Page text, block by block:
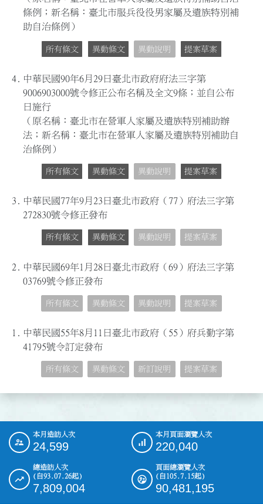
條例；新名稱：臺北市服兵役役男家屬及遺族特別補
助自治條例）
所有條文 異動條文 異動說明 提案草案
4.
中華民國90年6月29日臺北市政府府法三字第
9006903000號令修正公布名稱及全文9條；並自公布
日施行
（原名稱：臺北市在營軍人家屬及遺族特別補助辦
法；新名稱：臺北市在營軍人家屬及遺族特別補助自
治條例）
所有條文 異動條文 異動說明 提案草案
3. 中華民國77年9月23日臺北市政府（77）府法三字第
272830號令修正發布
所有條文 異動條文 異動說明 提案草案
2.
中華民國69年1月28日臺北市政府（69）府法三字第
03769號令修正發布
所有條文 異動條文 異動說明 提案草案
1.
中華民國55年8月11日臺北市政府（55）府兵勤字第
41795號令訂定發布
所有條文 異動條文 新訂說明 提案草案
::: 本月造訪人次
24,599
本月頁面瀏覽人次
220,040
總造訪人次
(自93.07.26起)
7,809,004
頁面總瀏覽人次
(自105.7.15起)
90,481,195